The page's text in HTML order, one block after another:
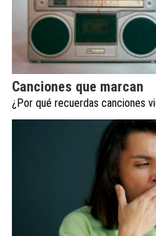
Canciones que marcan
¿Por qué recuerdas canciones